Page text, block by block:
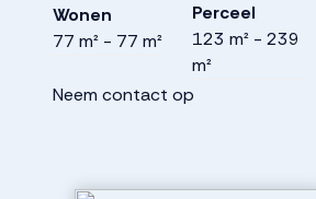
Wonen
77 m² - 77 m²
Perceel
123 m² - 239
m²
Neem contact op